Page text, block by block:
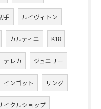
手 ルイヴィトン
カルティエ K18
テレカ ジュエリー
インゴット リング
イクルショップ